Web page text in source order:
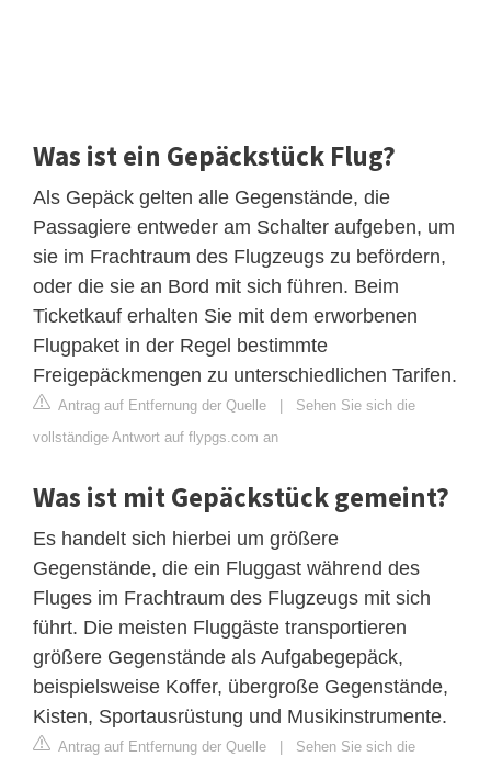
Was ist ein Gepäckstück Flug?
Als Gepäck gelten alle Gegenstände, die
Passagiere entweder am Schalter aufgeben, um
sie im Frachtraum des Flugzeugs zu befördern,
oder die sie an Bord mit sich führen. Beim
Ticketkauf erhalten Sie mit dem erworbenen
Flugpaket in der Regel bestimmte
Freigepäckmengen zu unterschiedlichen Tarifen.
Antrag auf Entfernung der Quelle
Sehen Sie sich die
vollständige Antwort auf flypgs.com an
Was ist mit Gepäckstück gemeint?
Es handelt sich hierbei um größere
Gegenstände, die ein Fluggast während des
Fluges im Frachtraum des Flugzeugs mit sich
führt. Die meisten Fluggäste transportieren
größere Gegenstände als Aufgabegepäck,
beispielsweise Koffer, übergroße Gegenstände,
Kisten, Sportausrüstung und Musikinstrumente.
Antrag auf Entfernung der Quelle
Sehen Sie sich die